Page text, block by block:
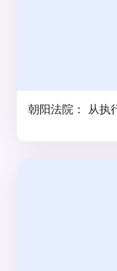
朝阳法院： 从执